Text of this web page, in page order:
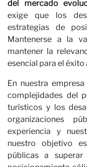
del mercado
exige que los
estrategias de
Mantenerse a la
mantener la
esencial para el éxito
En nuestra
complejidades del
turísticos y los
organizaciones
experiencia y
nuestro objetivo
públicas a